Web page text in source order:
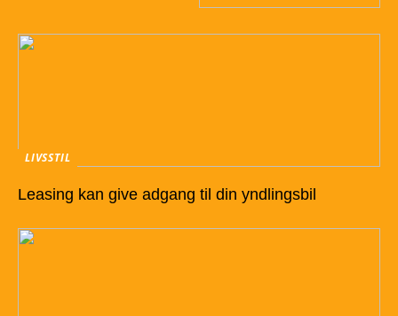
LIVSSTIL
Leasing kan give adgang til din yndlingsbil